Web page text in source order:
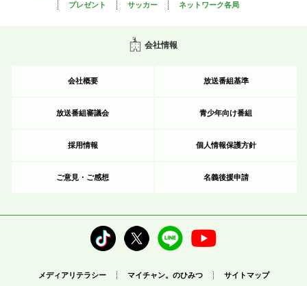
プレゼント
サッカー ネットワーク各局
会社情報
会社概要 放送番組基準
放送番組審議会 青少年向け番組
採用情報 個人情報保護方針
ご意見・ご感想 名義後援申請
メディアリテラシー マイチャン。のひみつ サイトマップ